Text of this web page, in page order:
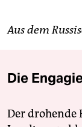
Aus dem
Die
Der drohende